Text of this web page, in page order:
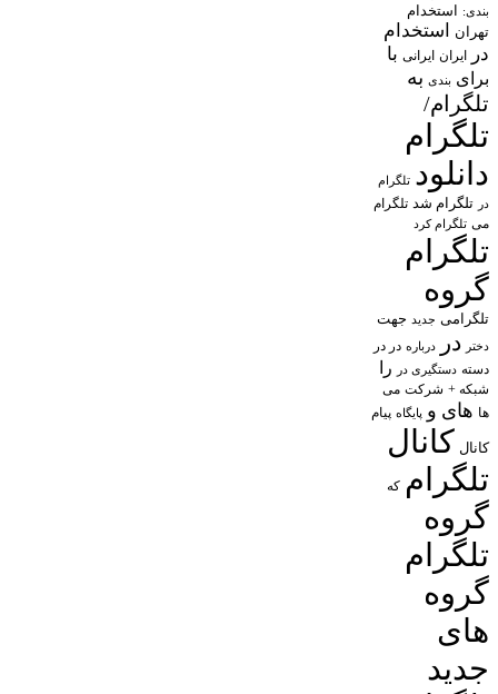
بندی: استخدام
تهران
استخدام
در
ایران ایرانی با
برای بندی به
تلگرام/
تلگرام
دانلود تلگرام
در تلگرام شد تلگرام
می تلگرام کرد
تلگرام
گروه
تلگرامی جدید جهت
دختر در درباره در در
دسته دستگیری در را
شبکه + شرکت می
ها های و پایگاه پیام
کانال کانال
تلگرام که
گروه
تلگرام
گروه
های
جدید